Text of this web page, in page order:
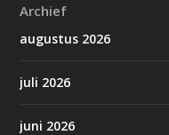
Archief
augustus 2026
juli 2026
juni 2026